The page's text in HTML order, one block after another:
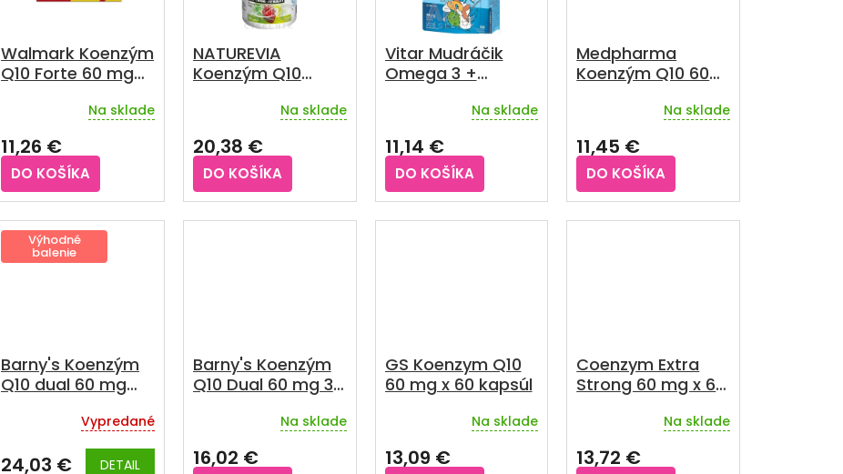
Walmark Koenzým
Q10 Forte 60 mg
Na sklade
11,26 €
DO KOŠÍKA
NATUREVIA
Koenzým Q10
Na sklade
20,38 €
DO KOŠÍKA
Vitar Mudráčik
Omega 3 +
žuvacích kapsúl
produktu
je
3,6
z
5
Na sklade
11,14 €
DO KOŠÍKA
Medpharma
Koenzým Q10 60
Na sklade
11,45 €
DO KOŠÍKA
Výhodné
balenie
Barny's Koenzým
Q10 dual 60 mg
produktu
Vypredané
24,03 € DETAIL
Barny's Koenzým
Q10 Dual 60 mg 30
produktu
Na sklade
16,02 €
GS Koenzym Q10
60 mg x 60 kapsúl
produktu
Na sklade
13,09 €
Coenzym Extra
Strong 60 mg x 60
produktu
Na sklade
13,72 €